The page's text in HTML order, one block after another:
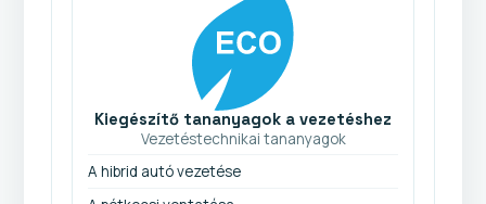
Kiegészítő tananyagok a vezetéshez
Vezetéstechnikai tananyagok
A hibrid autó vezetése